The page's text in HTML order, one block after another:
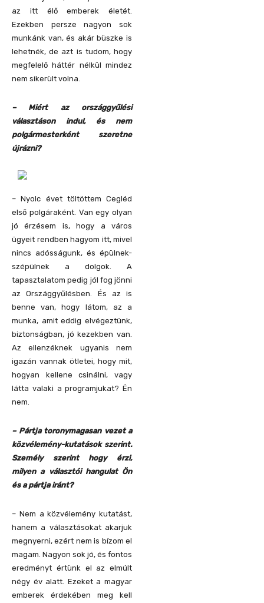
az itt élő emberek életét.
Ezekben persze nagyon sok
munkánk van, és akár büszke is
lehetnék, de azt is tudom, hogy
megfelelő háttér nélkül mindez
nem sikerült volna.
– Miért az országgyűlési
választáson indul, és nem
polgármesterként szeretne
újrázni?
– Nyolc évet töltöttem Cegléd
első polgáraként. Van egy olyan
jó érzésem is, hogy a város
ügyeit rendben hagyom itt, mivel
nincs adósságunk, és épülnek-
szépülnek a dolgok. A
tapasztalatom pedig jól fog jönni
az Országgyűlésben. És az is
benne van, hogy látom, az a
munka, amit eddig elvégeztünk,
biztonságban, jó kezekben van.
Az ellenzéknek ugyanis nem
igazán vannak ötletei, hogy mit,
hogyan kellene csinálni, vagy
látta valaki a programjukat? Én
nem.
– Pártja toronymagasan vezet a
közvélemény-kutatások szerint.
Személy szerint hogy érzi,
milyen a választói hangulat Ön
és a pártja iránt?
– Nem a közvélemény kutatást,
hanem a választásokat akarjuk
megnyerni, ezért nem is bízom el
magam. Nagyon sok jó, és fontos
eredményt értünk el az elmúlt
négy év alatt. Ezeket a magyar
emberek érdekében meg kell